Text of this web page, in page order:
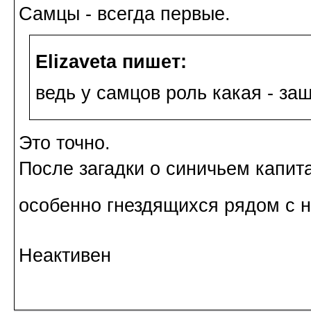
Самцы - всегда первые.
Elizaveta пишет:
ведь у самцов роль какая -
Это точно.
После загадки о синичьем
особенно гнездящихся рядом с
Неактивен